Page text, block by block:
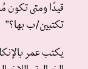
قيدًا ومتى تكون
تكتبين/ب بها؟”
يكتب عمر